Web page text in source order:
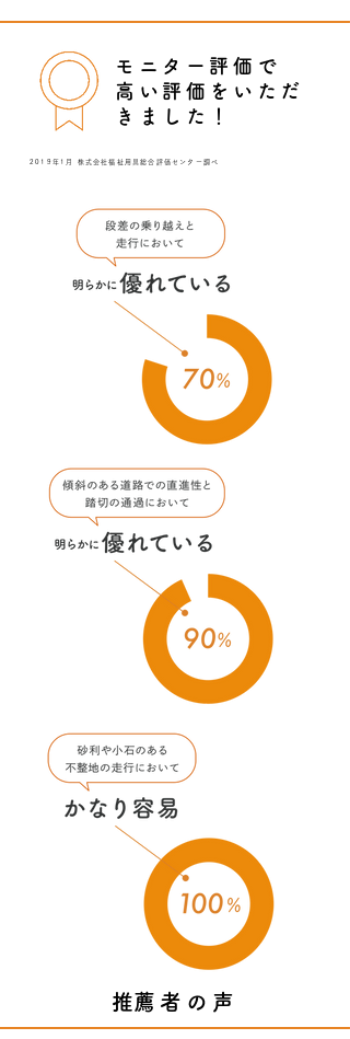
モニター評価で
高い評価をいただ
きました！
2019年1月 株式会社福祉用具総合評価センター調べ
​推薦者の声